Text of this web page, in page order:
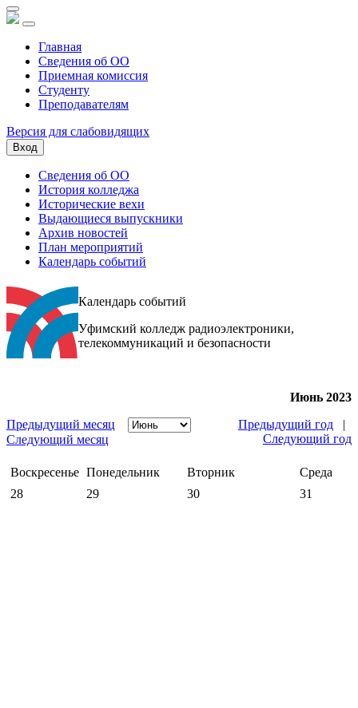
Главная
Сведения об ОО
Приемная комиссия
Студенту
Преподавателям
Версия для слабовидящих
Вход
Сведения об ОО
История колледжа
Исторические вехи
Выдающиеся выпускники
Архив новостей
План мероприятий
Календарь событий
Календарь событий
Уфимский колледж радиоэлектроники,
телекоммуникаций и безопасности
Июнь 2023
Предыдущий месяц
Следующий месяц
Предыдущий год |
Следующий год
Воскресенье Понедельник Вторник
Среда
28
29 30 31